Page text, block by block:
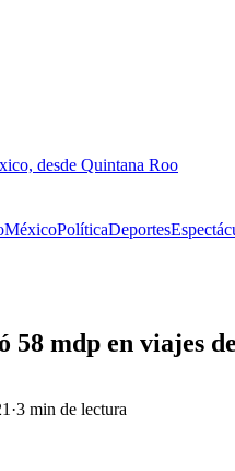
desde Quintana Roo
MéxicoPolíticaDeportes
58 mdp en viajes
·3 min de lectura